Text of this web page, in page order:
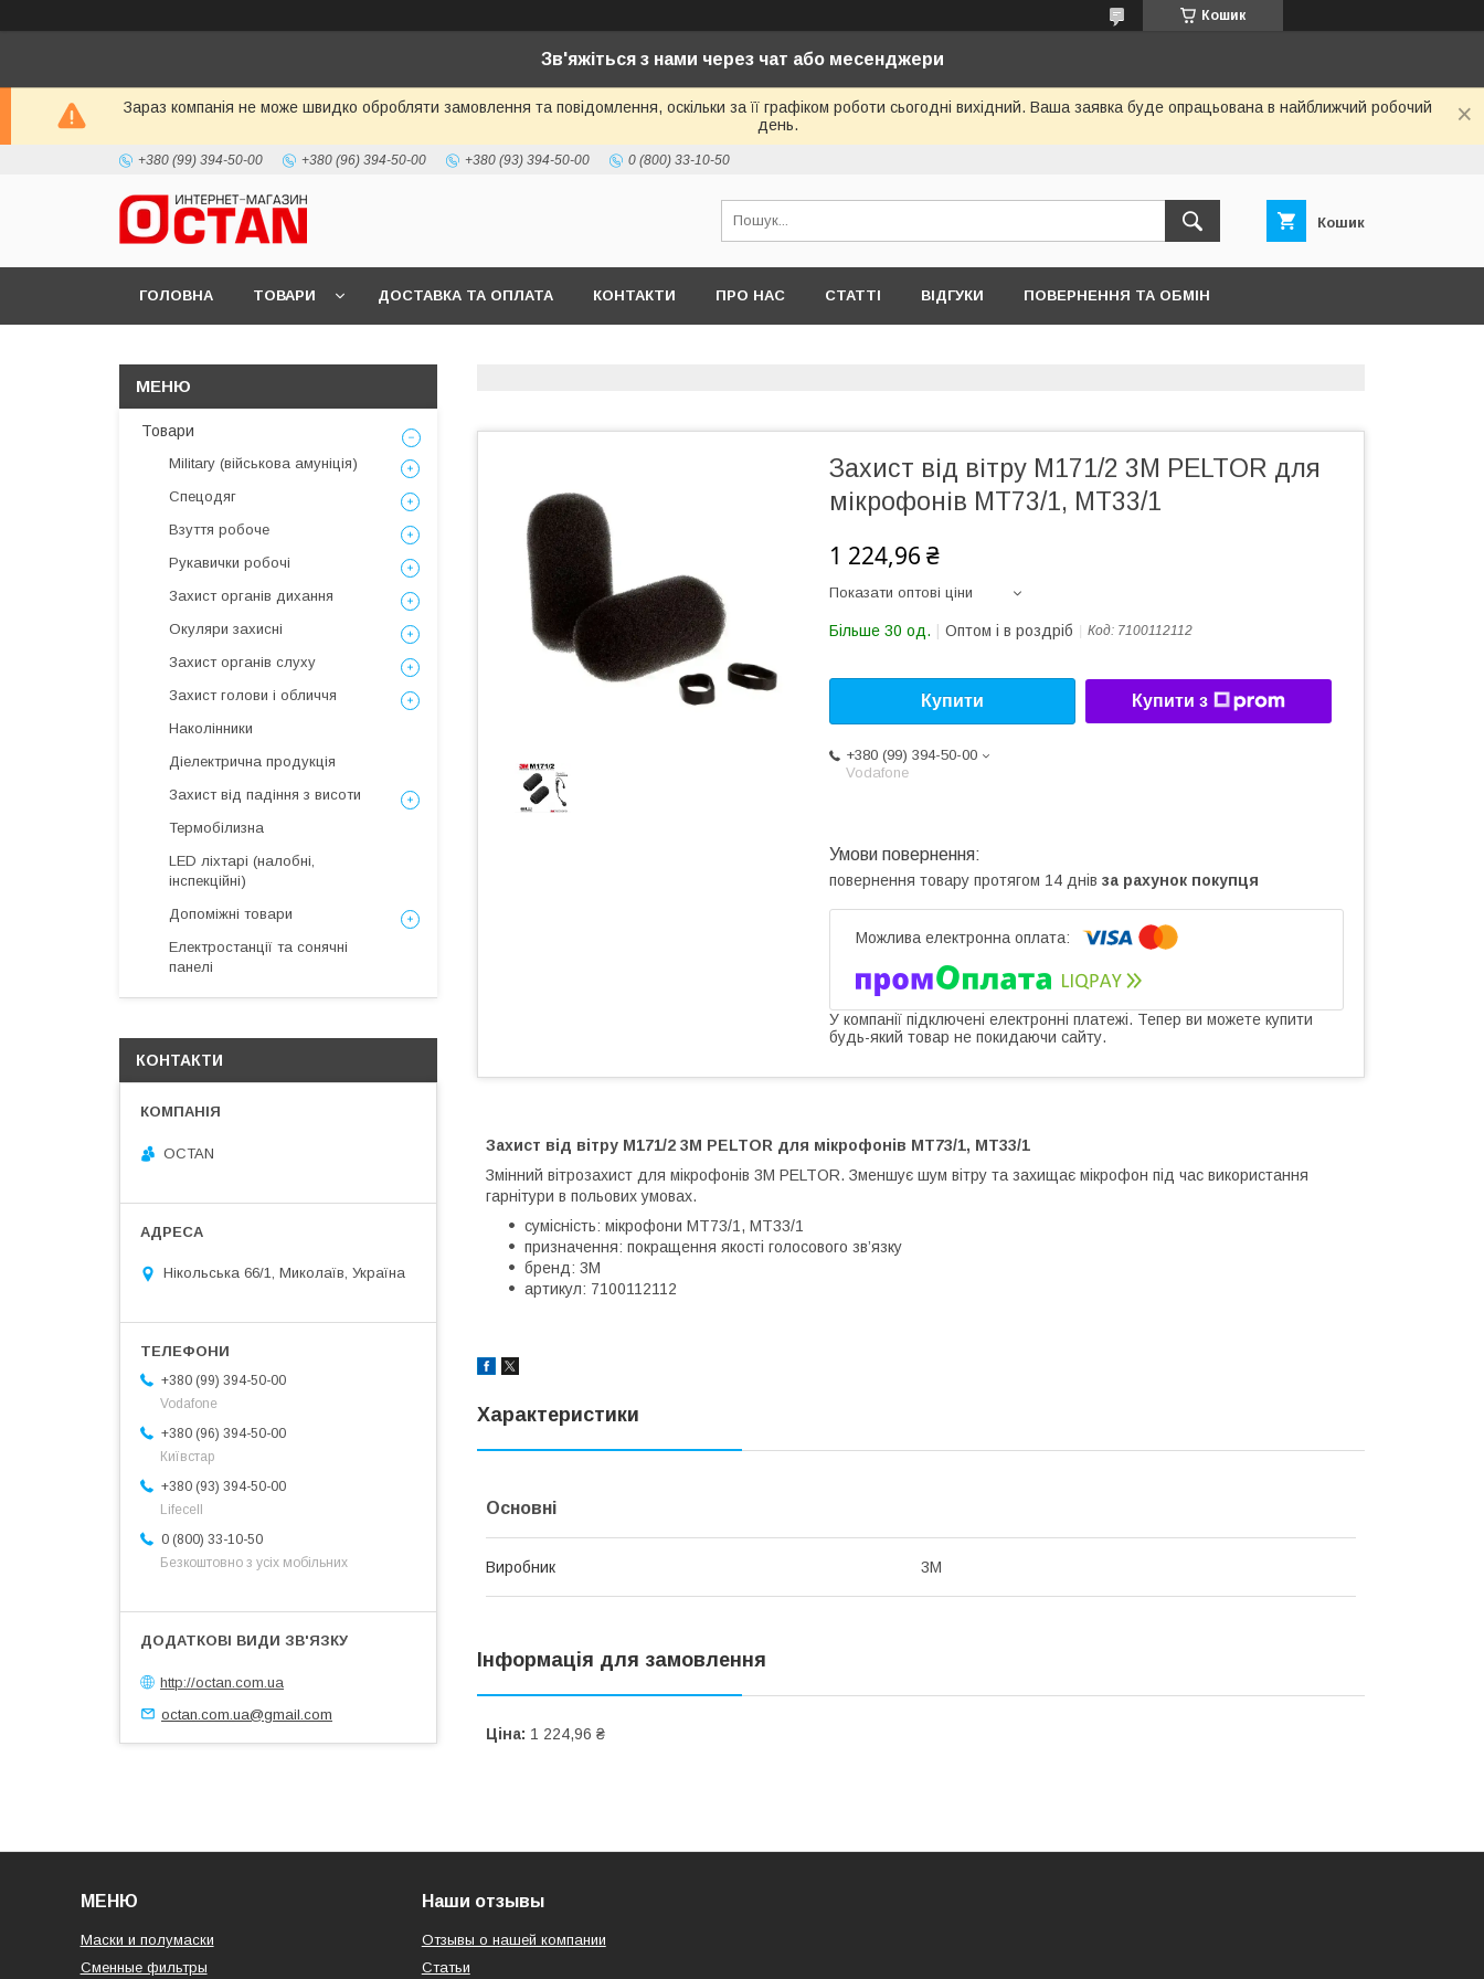
Кошик
Зв'яжіться з нами через чат або месенджери
Зараз компанія не може швидко обробляти замовлення та повідомлення, оскільки за її графіком роботи сьогодні вихідний. Ваша заявка буде опрацьована в найближчий робочий
день.
+380 (99) 394-50-00 +380 (96) 394-50-00 +380 (93) 394-50-00 0 (800) 33-10-50
Кошик
ГОЛОВНА ТОВАРИ ДОСТАВКА ТА ОПЛАТА КОНТАКТИ ПРО НАС СТАТТІ ВІДГУКИ ПОВЕРНЕННЯ ТА ОБМІН
Захист від вітру M171/2 3M PELTOR для
мікрофонів MT73/1, MT33/1
1 224,96 ₴
Показати оптові ціни
Більше 30 од. Оптом і в роздріб Код: 7100112112
Купити Купити з
+380 (99) 394-50-00
Vodafone
повернення товару протягом 14 днів за рахунок покупця
У компанії підключені електронні платежі. Тепер ви можете купити
будь-який товар не покидаючи сайту.
Захист від вітру M171/2 3M PELTOR для мікрофонів MT73/1, MT33/1
Змінний вітрозахист для мікрофонів 3M PELTOR. Зменшує шум вітру та захищає мікрофон під час використання
гарнітури в польових умовах.
сумісність: мікрофони MT73/1, MT33/1
призначення: покращення якості голосового зв’язку
бренд: 3M
артикул: 7100112112
Характеристики
Основні
Виробник 3М
Інформація для замовлення
Ціна: 1 224,96 ₴
Товари
Military (військова амуніція)
Спецодяг
Взуття робоче
Рукавички робочі
Захист органів дихання
Окуляри захисні
Захист органів слуху
Захист голови і обличчя
Наколінники
Діелектрична продукція
Захист від падіння з висоти
Термобілизна
LED ліхтарі (налобні,
інспекційні)
Допоміжні товари
Електростанції та сонячні
панелі
КОНТАКТИ
OCTAN
Нікольська 66/1, Миколаїв, Україна
+380 (99) 394-50-00
Vodafone
+380 (96) 394-50-00
Київстар
+380 (93) 394-50-00
Lifecell
0 (800) 33-10-50
Безкоштовно з усіх мобільних
http://octan.com.ua
octan.com.ua@gmail.com
МЕНЮ
Маски и полумаски
Сменные фильтры
Наши отзывы
Отзывы о нашей компании
Статьи